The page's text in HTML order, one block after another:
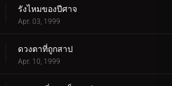
รังไหมของปีศาจ
Apr. 03, 1999
ดวงตาที่ถูกสาป
Apr. 10, 1999